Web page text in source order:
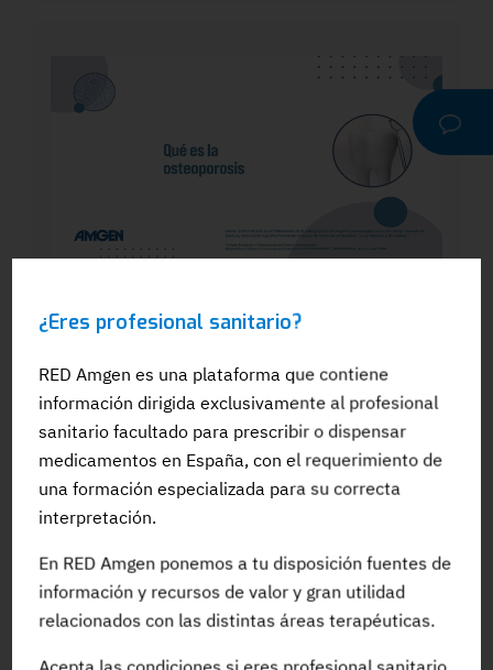
¿Eres profesional sanitario?
RED Amgen es una plataforma que contiene
información dirigida exclusivamente al profesional
sanitario facultado para prescribir o dispensar
medicamentos en España, con el requerimiento de
una formación especializada para su correcta
interpretación.
En RED Amgen ponemos a tu disposición fuentes de
información y recursos de valor y gran utilidad
relacionados con las distintas áreas terapéuticas.
Dra. Silvia González: El papel del
pacientes en tratamiento para la OP: Qué
es la osteoporosis